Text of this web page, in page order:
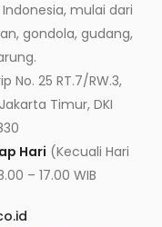
mulai dari
gondola, gudang,
No. 25 RT.7/RW.3,
Timur, DKI
Hari (Kecuali Hari
– 17.00 WIB